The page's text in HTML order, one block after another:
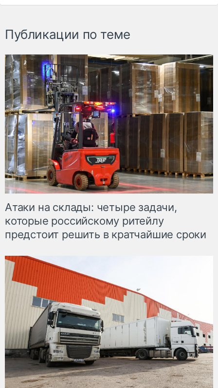
Публикации по теме
Атаки на склады: четыре задачи,
которые российскому ритейлу
предстоит решить в кратчайшие сроки